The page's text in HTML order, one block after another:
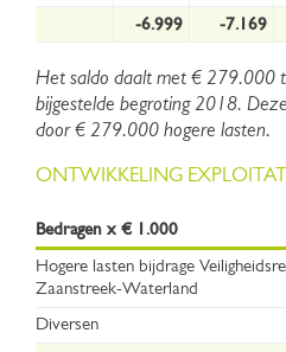
-6.999 -7.169
Het saldo daalt met € 279.000
bijgestelde begroting 2018.
door € 279.000 hogere lasten.
ONTWIKKELING
Bedragen x € 1.000
Hogere lasten bijdrage
Zaanstreek-Waterland
Diversen